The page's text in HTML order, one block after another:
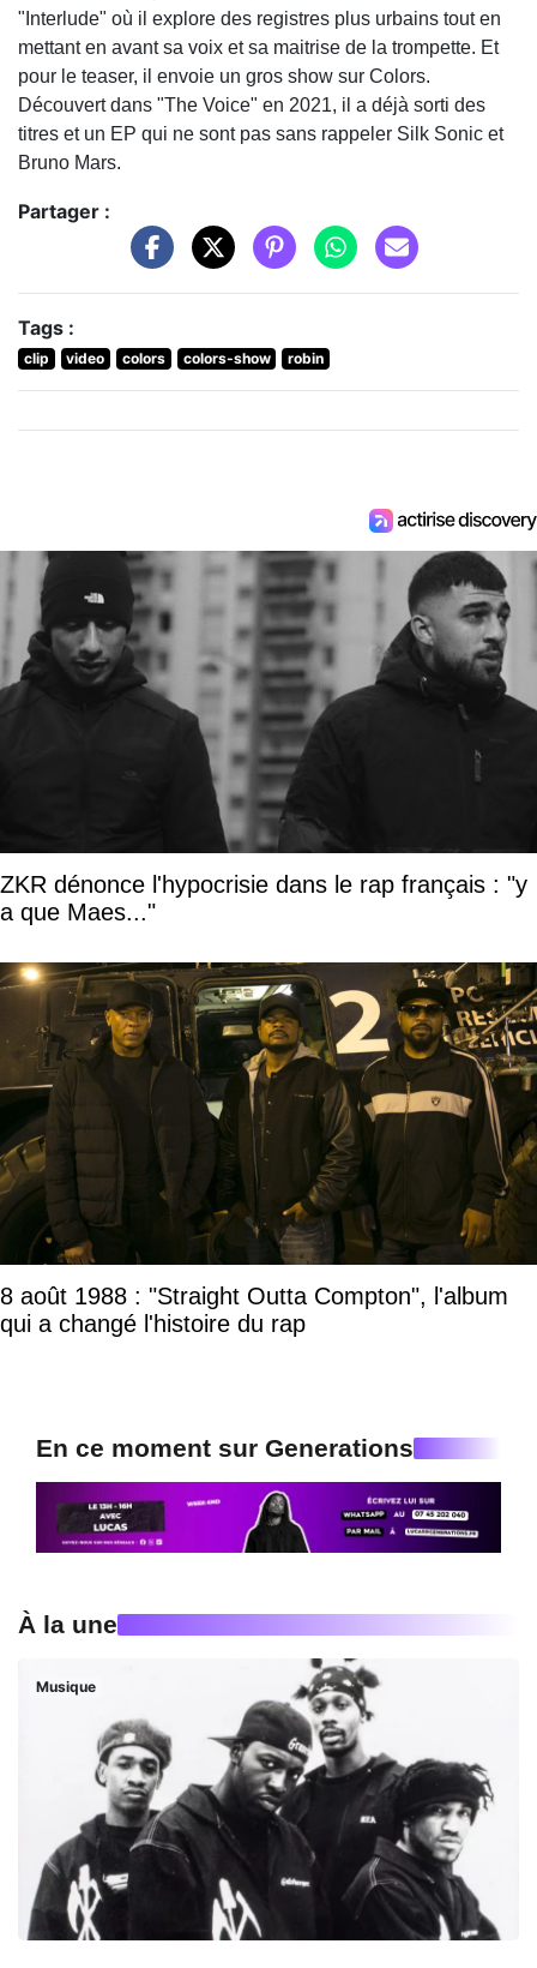
"Interlude" où il explore des registres plus urbains tout en
mettant en avant sa voix et sa maitrise de la trompette. Et
pour le teaser, il envoie un gros show sur Colors.
Découvert dans "The Voice" en 2021, il a déjà sorti des
titres et un EP qui ne sont pas sans rappeler Silk Sonic et
Bruno Mars.
Partager :
Tags :
clip video colors colors-show robin
ZKR dénonce l'hypocrisie dans le rap français : "y
a que Maes..."
8 août 1988 : "Straight Outta Compton", l'album
qui a changé l'histoire du rap
En ce moment sur Generations
À la une
Musique